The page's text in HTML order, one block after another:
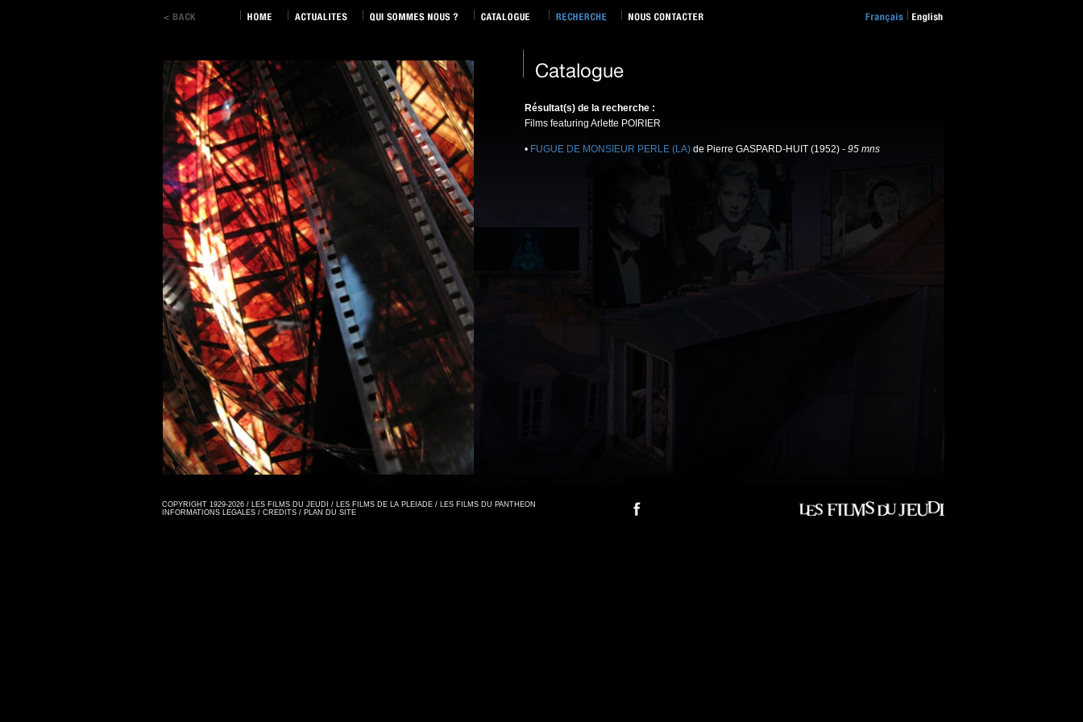
Résultat(s) de la recherche :
Films featuring Arlette POIRIER
• FUGUE DE MONSIEUR PERLE (LA) de Pierre GASPARD-HUIT (1952) - 95 mns
COPYRIGHT 1929-2026 / LES FILMS DU JEUDI / LES FILMS DE LA PLEIADE / LES FILMS DU PANTHEON
INFORMATIONS LEGALES / CREDITS / PLAN DU SITE